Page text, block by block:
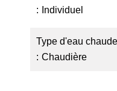
Individuel
Type d'eau chaude
Chaudière